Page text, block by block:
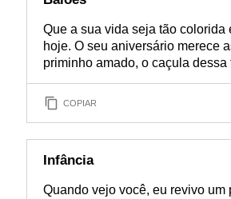
Que a sua vida seja tão
hoje. O seu aniversário merece
priminho amado, o caçula
COPIAR
Infância
Quando vejo você, eu revivo